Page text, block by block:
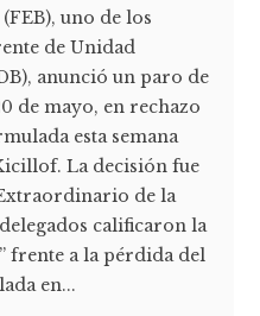
uno de los
de Unidad
anunció un paro de
de mayo, en rechazo
esta semana
La decisión fue
de la
calificaron la
frente a la pérdida del
en...